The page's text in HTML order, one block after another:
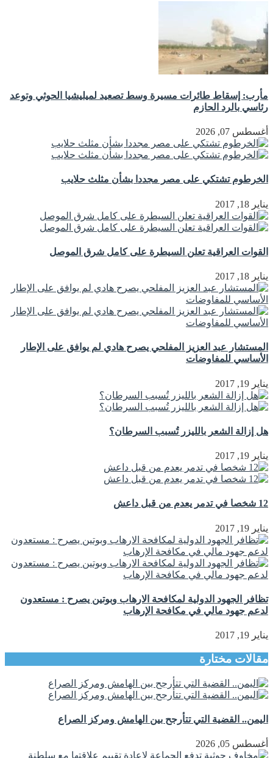
مأرب: إسقاط طائرات مسيرة وسط تصعيد لميليشيا الحوثي وتوعد
رئاسي بالرد الحازم
أغسطس 07, 2026
الخرطوم تشتكي على مصر مجددا بشأن مثلث حلايب
يناير 18, 2017
القوات العراقية تعلن السيطرة على كامل شرق الموصل
يناير 18, 2017
المستشار عبد العزيز المفلحي يصرح هادي لم يوافق على الإطار
الأساسي للمفاوضات
يناير 19, 2017
هل إزالة الشعر بالليزر تُسبب السرطان؟
يناير 19, 2017
12 شخصا في تدمر يعدم من قبل داعش
يناير 19, 2017
تظافر الجهود الدولية لمكافحة الارهاب وبوتين يصرح : مستعدون
لدعم جهود مالي في مكافحة الإرهاب
يناير 19, 2017
مقالات مختارة
اليمن.. القضية التي تتأرجح بين الهامش ومركز الصراع
أغسطس 05, 2026